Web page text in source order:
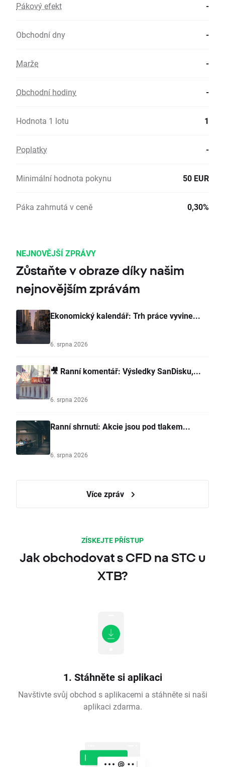
Pákový efekt -
Obchodní dny -
Marže -
Obchodní hodiny -
Hodnota 1 lotu 1
Poplatky -
Minimální hodnota pokynu 50 EUR
Páka zahrnutá v ceně 0,30%
NEJNOVĚJŠÍ ZPRÁVY
Zůstaňte v obraze díky našim
nejnovějším zprávám
Ekonomický kalendář: Trh práce vyvine...
6. srpna 2026
🎥 Ranní komentář: Výsledky SanDisku,...
6. srpna 2026
Ranní shrnutí: Akcie jsou pod tlakem...
6. srpna 2026
Více zpráv
ZÍSKEJTE PŘÍSTUP
Jak obchodovat s CFD na STC u
XTB?
1. Stáhněte si aplikaci
Navštivte svůj obchod s aplikacemi a stáhněte si naši
aplikaci zdarma.